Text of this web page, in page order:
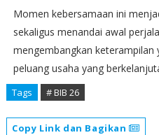
Momen kebersamaan ini
sekaligus menandai awal
mengembangkan keterampilan
peluang usaha yang
Tags # BIB 26
Copy Link dan Bagikan